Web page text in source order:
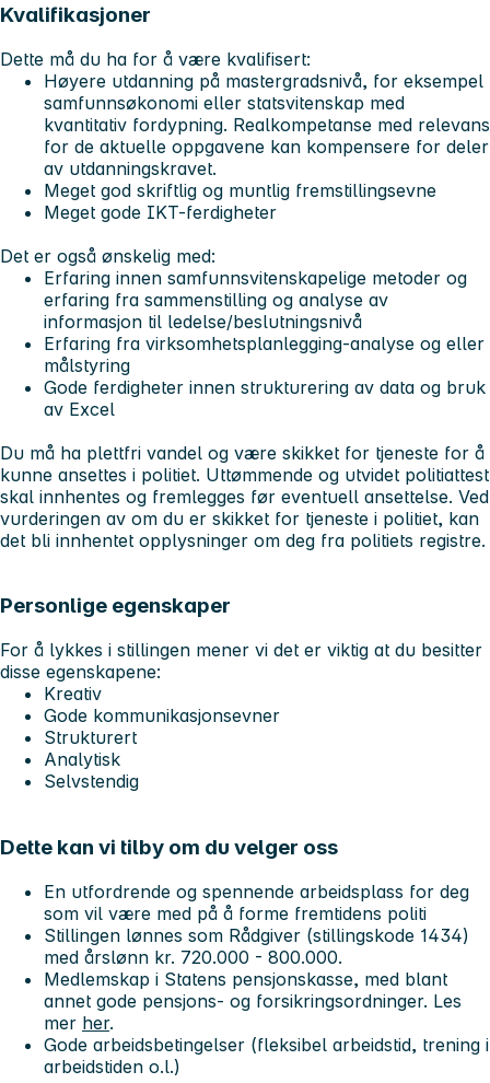
Kvalifikasjoner
Dette må du ha for å være kvalifisert:
Høyere utdanning på mastergradsnivå, for eksempel
samfunnsøkonomi eller statsvitenskap med
kvantitativ fordypning. Realkompetanse med relevans
for de aktuelle oppgavene kan kompensere for deler
av utdanningskravet.
Meget god skriftlig og muntlig fremstillingsevne
Meget gode IKT-ferdigheter
Det er også ønskelig med:
Erfaring innen samfunnsvitenskapelige metoder og
erfaring fra sammenstilling og analyse av
informasjon til ledelse/beslutningsnivå
Erfaring fra virksomhetsplanlegging-analyse og eller
målstyring
Gode ferdigheter innen strukturering av data og bruk
av Excel
Du må ha plettfri vandel og være skikket for tjeneste for å
kunne ansettes i politiet. Uttømmende og utvidet politiattest
skal innhentes og fremlegges før eventuell ansettelse. Ved
vurderingen av om du er skikket for tjeneste i politiet, kan
det bli innhentet opplysninger om deg fra politiets registre.
Personlige egenskaper
For å lykkes i stillingen mener vi det er viktig at du besitter
disse egenskapene:
Kreativ
Gode kommunikasjonsevner
Strukturert
Analytisk
Selvstendig
Dette kan vi tilby om du velger oss
En utfordrende og spennende arbeidsplass for deg
som vil være med på å forme fremtidens politi
Stillingen lønnes som Rådgiver (stillingskode 1434)
med årslønn kr. 720.000 - 800.000.
Medlemskap i Statens pensjonskasse, med blant
annet gode pensjons- og forsikringsordninger. Les
mer her.
Gode arbeidsbetingelser (fleksibel arbeidstid, trening i
arbeidstiden o.l.)